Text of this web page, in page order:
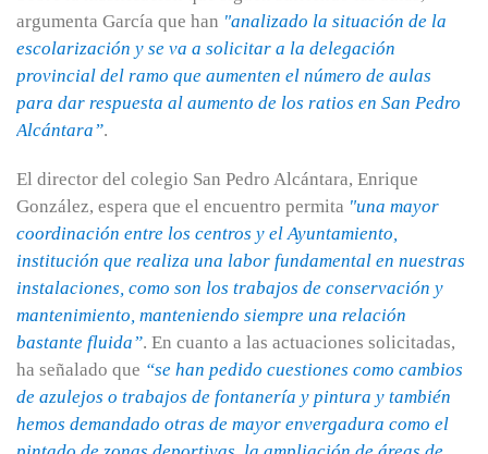
argumenta García que han "analizado la situación de la
escolarización y se va a solicitar a la delegación
provincial del ramo que aumenten el número de aulas
para dar respuesta al aumento de los ratios en San Pedro
Alcántara”.
El director del colegio San Pedro Alcántara, Enrique
González, espera que el encuentro permita "una mayor
coordinación entre los centros y el Ayuntamiento,
institución que realiza una labor fundamental en nuestras
instalaciones, como son los trabajos de conservación y
mantenimiento, manteniendo siempre una relación
bastante fluida”. En cuanto a las actuaciones solicitadas,
ha señalado que “se han pedido cuestiones como cambios
de azulejos o trabajos de fontanería y pintura y también
hemos demandado otras de mayor envergadura como el